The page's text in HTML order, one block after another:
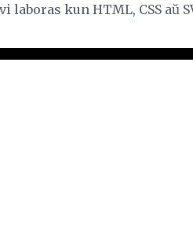
kun HTML, CSS aŭ